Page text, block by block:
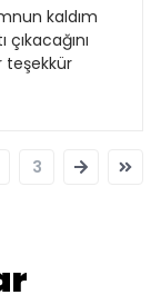
kaldım
teşekkür
3